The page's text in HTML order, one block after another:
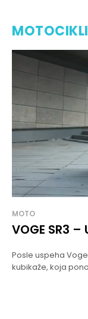
MOTOCIKLI
MOTO
VOGE SR3
Posle uspeha
kubikaže, koja